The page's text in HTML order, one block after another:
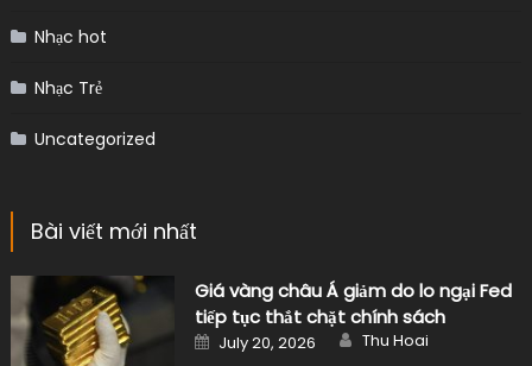
Nhạc hot
Nhạc Trẻ
Uncategorized
Bài viết mới nhất
Giá vàng châu Á giảm do lo ngại Fed
tiếp tục thắt chặt chính sách
Posted
on
July 20, 2026 Author
Thu Hoai